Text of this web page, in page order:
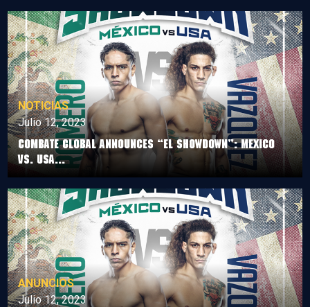
NOTICIAS
Julio 12, 2023
COMBATE GLOBAL ANNOUNCES “EL SHOWDOWN”: MEXICO
VS. USA...
ANUNCIOS
Julio 12, 2023